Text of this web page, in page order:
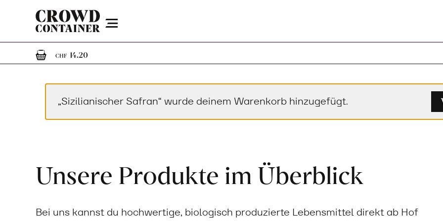
Menu
CHF 14.201 Artikel im Warenkorb
„Sizilianischer Safran“ wurde deinem Warenkorb hinzugefügt.
Unsere Produkte im Überblick
Bei uns kannst du hochwertige, biologisch produzierte Lebensmittel direkt ab Hof